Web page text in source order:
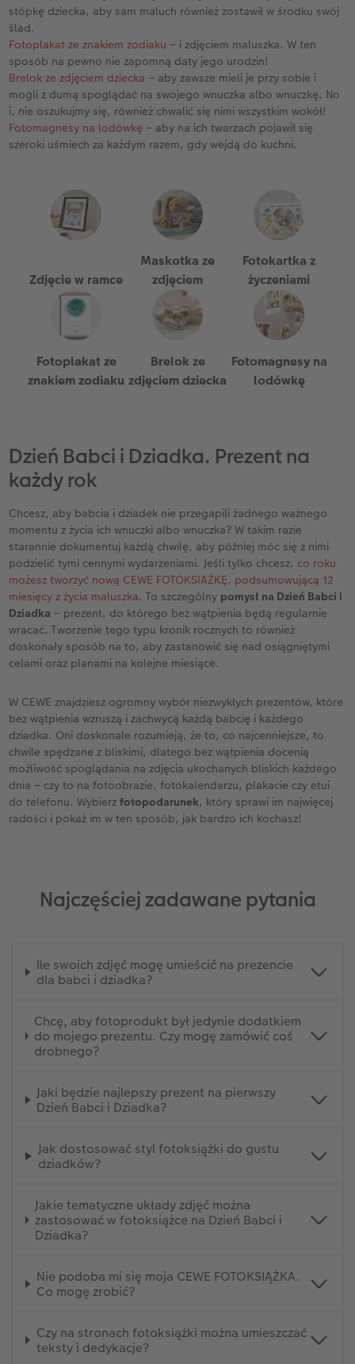
które nie tylko będzie pięknie się prezentować,
bezpieczeństwo cennych wspomnień zamkniętych
w środku.
stópkę dziecka, aby sam maluch również zostawił w środku swój
ślad.
Fotoplakat ze znakiem zodiaku – i zdjęciem maluszka. W ten
sposób na pewno nie zapomną daty jego urodzin!
Brelok ze zdjęciem dziecka – aby zawsze mieli je przy sobie i
mogli z dumą spoglądać na swojego wnuczka albo wnuczkę. No
i, nie oszukujmy się, również chwalić się nimi wszystkim wokół!
Fotomagnesy na lodówkę – aby na ich twarzach pojawił się
szeroki uśmiech za każdym razem, gdy wejdą do kuchni.
Zdjęcie w ramce
Maskotka ze
zdjęciem
Fotokartka z
życzeniami
Fotoplakat ze
znakiem zodiaku
Brelok ze
zdjęciem dziecka
Fotomagnesy na
lodówkę
Dzień Babci i Dziadka. Prezent na
każdy rok
Chcesz, aby babcia i dziadek nie przegapili żadnego ważnego
momentu z życia ich wnuczki albo wnuczka? W takim razie
starannie dokumentuj każdą chwilę, aby później móc się z nimi
podzielić tymi cennymi wydarzeniami. Jeśli tylko chcesz, co roku
możesz tworzyć nową CEWE FOTOKSIAŻKĘ, podsumowującą 12
miesięcy z życia maluszka. To szczególny pomysł na Dzień Babci i
Dziadka – prezent, do którego bez wątpienia będą regularnie
wracać. Tworzenie tego typu kronik rocznych to również
doskonały sposób na to, aby zastanowić się nad osiągniętymi
celami oraz planami na kolejne miesiące.
W CEWE znajdziesz ogromny wybór niezwykłych prezentów, które
bez wątpienia wzruszą i zachwycą każdą babcię i każdego
dziadka. Oni doskonale rozumieją, że to, co najcenniejsze, to
chwile spędzane z bliskimi, dlatego bez wątpienia docenią
możliwość spoglądania na zdjęcia ukochanych bliskich każdego
dnia – czy to na fotoobrazie, fotokalendarzu, plakacie czy etui
do telefonu. Wybierzfotopodarunek, który sprawi im najwięcej
radości i pokaż im w ten sposób, jak bardzo ich kochasz!
Najczęściej zadawane pytania
Ile swoich zdjęć mogę umieścić na prezencie
dla babci i dziadka?
Chcę, aby fotoprodukt był jedynie dodatkiem
do mojego prezentu. Czy mogę zamówić coś
drobnego?
Jaki będzie najlepszy prezent na pierwszy
Dzień Babci i Dziadka?
Jak dostosować styl fotoksiążki do gustu
dziadków?
Jakie tematyczne układy zdjęć można
zastosować w fotoksiążce na Dzień Babci i
Dziadka?
Nie podoba mi się moja CEWE FOTOKSIĄŻKA.
Co mogę zrobić?
Czy na stronach fotoksiążki można umieszczać
teksty i dedykacje?